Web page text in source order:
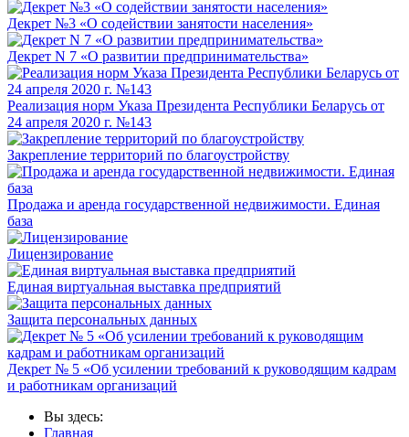
Декрет №3 «О содействии занятости населения»
Декрет N 7 «О развитии предпринимательства»
Реализация норм Указа Президента Республики Беларусь от
24 апреля 2020 г. №143
Закрепление территорий по благоустройству
Продажа и аренда государственной недвижимости. Единая
база
Лицензирование
Единая виртуальная выставка предприятий
Защита персональных данных
Декрет № 5 «Об усилении требований к руководящим кадрам
и работникам организаций
Вы здесь:
Главная